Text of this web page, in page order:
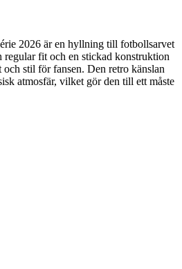
2026 är en hyllning till fotbollsarvet
regular fit och en stickad konstruktion
stil för fansen. Den retro känslan
atmosfär, vilket gör den till ett måste